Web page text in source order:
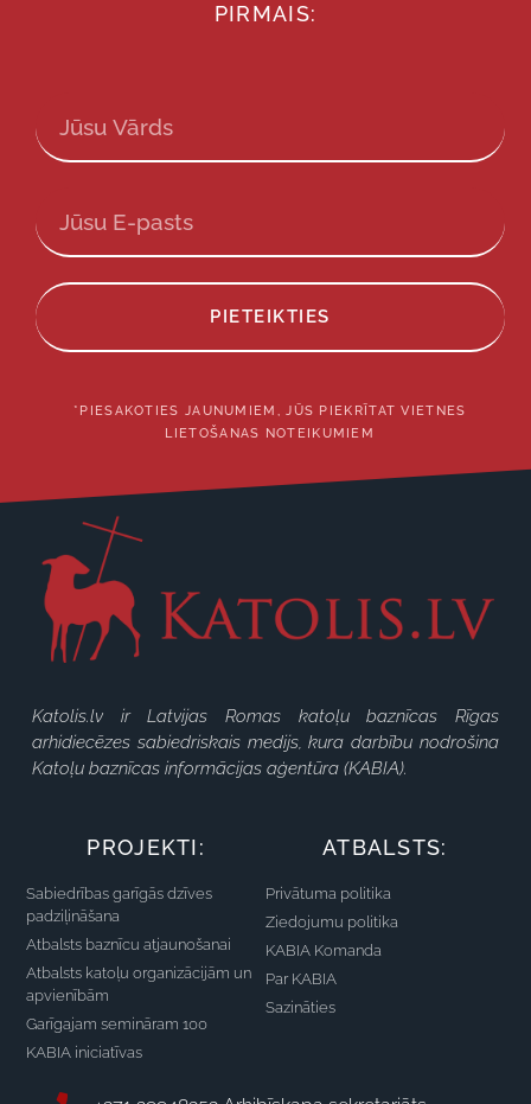
PIRMAIS:
PIETEIKTIES
*PIESAKOTIES JAUNUMIEM, JŪS PIEKRĪTAT VIETNES
LIETOŠANAS NOTEIKUMIEM
Katolis.lv ir Latvijas Romas katoļu baznīcas Rīgas
arhidiecēzes sabiedriskais medijs, kura darbību nodrošina
Katoļu baznīcas informācijas aģentūra (KABIA).
PROJEKTI:
Sabiedrības garīgās dzīves
padziļināšana
Atbalsts baznīcu atjaunošanai
Atbalsts katoļu organizācijām un
apvienībām
Garīgajam semināram 100
KABIA iniciatīvas
ATBALSTS:
Privātuma politika
Ziedojumu politika
KABIA Komanda
Par KABIA
Sazināties